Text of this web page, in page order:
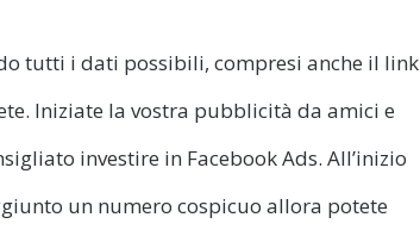
tutti i dati possibili, compresi anche il link
Iniziate la vostra pubblicità da amici e
investire in Facebook Ads. All’inizio
un numero cospicuo allora potete